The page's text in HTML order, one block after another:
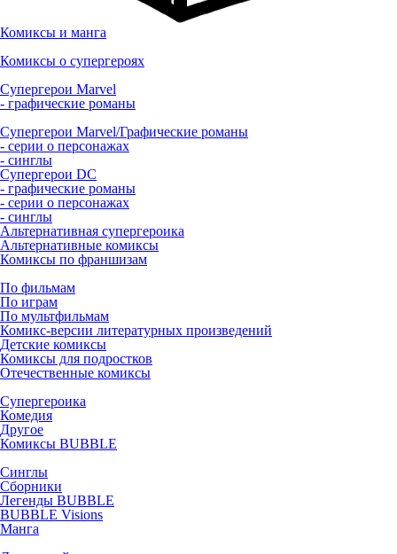
Комиксы и манга
Комиксы о супергероях
Супергерои Marvel
- графические романы
Супергерои Marvel/Графические романы
- серии о персонажах
- синглы
Супергерои DC
- графические романы
- серии о персонажах
- синглы
Альтернативная супергероика
Альтернативные комиксы
Комиксы по франшизам
По фильмам
По играм
По мультфильмам
Комикс-версии литературных произведений
Детские комиксы
Комиксы для подростков
Отечественные комиксы
Супергероика
Комедия
Другое
Комиксы BUBBLE
Синглы
Сборники
Легенды BUBBLE
BUBBLE Visions
Манга